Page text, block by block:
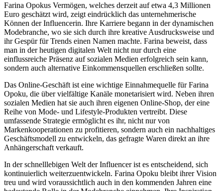
Farina Opokus Vermögen, welches derzeit auf etwa 4,3 Millionen
Euro geschätzt wird, zeigt eindrücklich das unternehmerische
Können der Influencerin. Ihre Karriere begann in der dynamischen
Modebranche, wo sie sich durch ihre kreative Ausdrucksweise und
ihr Gespür für Trends einen Namen machte. Farina beweist, dass
man in der heutigen digitalen Welt nicht nur durch eine
einflussreiche Präsenz auf sozialen Medien erfolgreich sein kann,
sondern auch alternative Einkommensquellen erschließen sollte.
Das Online-Geschäft ist eine wichtige Einnahmequelle für Farina
Opoku, die über vielfältige Kanäle monetarisiert wird. Neben ihren
sozialen Medien hat sie auch ihren eigenen Online-Shop, der eine
Reihe von Mode- und Lifestyle-Produkten vertreibt. Diese
umfassende Strategie ermöglicht es ihr, nicht nur von
Markenkooperationen zu profitieren, sondern auch ein nachhaltiges
Geschäftsmodell zu entwickeln, das gefragte Waren direkt an ihre
Anhängerschaft verkauft.
In der schnelllebigen Welt der Influencer ist es entscheidend, sich
kontinuierlich weiterzuentwickeln. Farina Opoku bleibt ihrer Vision
treu und wird voraussichtlich auch in den kommenden Jahren eine